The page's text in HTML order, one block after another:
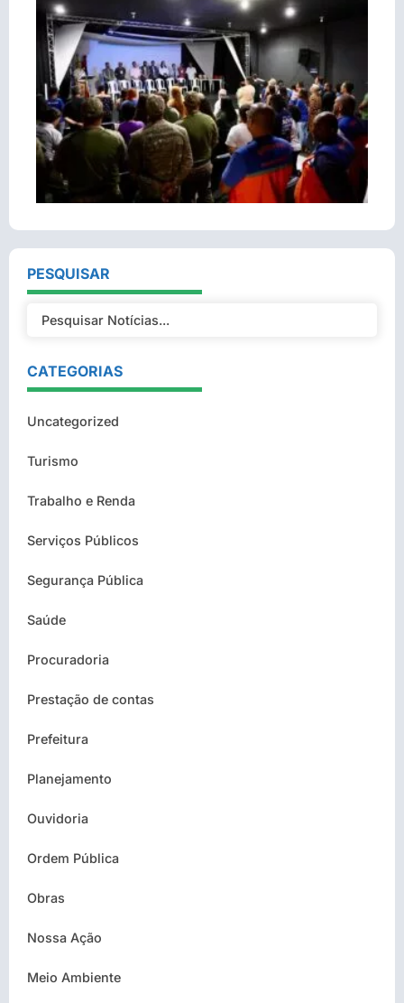
PESQUISAR
CATEGORIAS
Uncategorized
Turismo
Trabalho e Renda
Serviços Públicos
Segurança Pública
Saúde
Procuradoria
Prestação de contas
Prefeitura
Planejamento
Ouvidoria
Ordem Pública
Obras
Nossa Ação
Meio Ambiente